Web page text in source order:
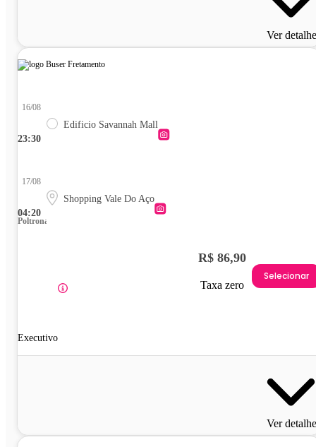
Ver
23:30
16/08
Edificio Savannah Mall
04:20
17/08
Shopping Vale Do Aço
Poltrona
Executivo
R$ 86,90
Taxa zero
Selecionar
Ver